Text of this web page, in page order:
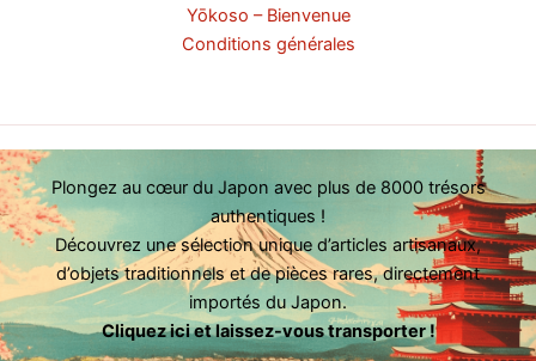
Yōkoso – Bienvenue
Conditions générales
Plongez au cœur du Japon avec plus de 8000 trésors
authentiques !
Découvrez une sélection unique d’articles artisanaux,
d’objets traditionnels et de pièces rares, directement
importés du Japon.
Cliquez ici et laissez-vous transporter !